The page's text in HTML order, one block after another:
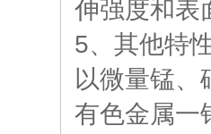
伸强度和表
5、其他特
以微量锰
有色金属一